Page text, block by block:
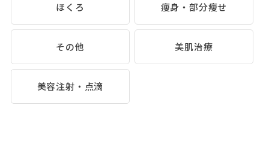
ほくろ 痩身・部分痩せ
その他 美肌治療
美容注射・点滴